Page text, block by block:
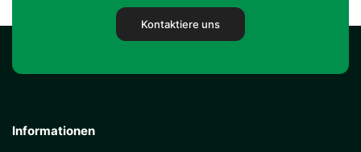
Kontaktiere uns
Informationen